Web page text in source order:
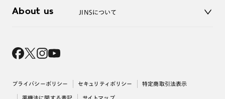
レンズ交換
About us JINSについて
採用情報
出店について
プライバシーポリシー セキュリティポリシー 特定商取引法表示